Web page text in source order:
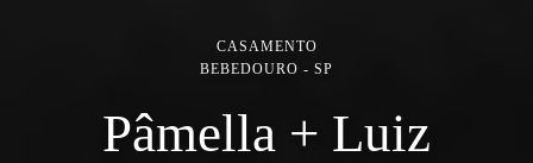
CASAMENTO
BEBEDOURO - SP
Pâmella + Luiz